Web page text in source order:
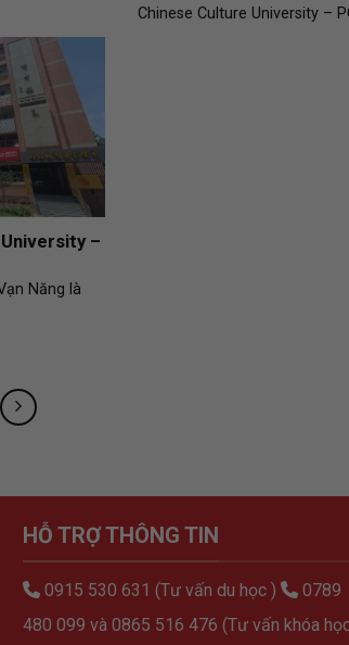
Chinese Culture University –
–
Năng là
HỖ TRỢ THÔNG TIN
0915 530 631 (Tư vấn du học )
0789
480 099 và 0865 516 476 (Tư vấn khóa